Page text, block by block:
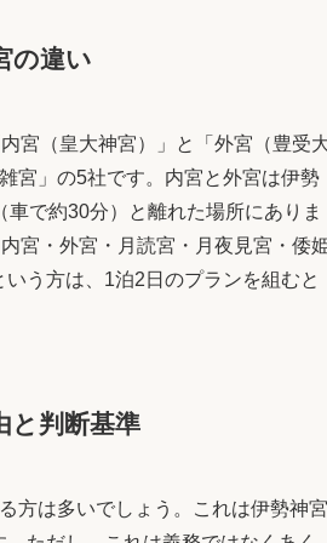
の違い
宮（皇大神宮）」と「外宮（豊受
宮」の5社です。内宮と外宮は伊勢
で約30分）と離れた場所にありま
宮・外宮・月読宮・月夜見宮・倭
う方は、1泊2日のプランを組むと
と判断基準
方は多いでしょう。これは伊勢神宮